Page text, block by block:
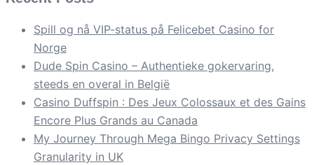
Spill og nå VIP-status på Felicebet Casino for
Norge
Dude Spin Casino – Authentieke gokervaring,
steeds en overal in België
Casino Duffspin : Des Jeux Colossaux et des Gains
Encore Plus Grands au Canada
My Journey Through Mega Bingo Privacy Settings
Granularity in UK